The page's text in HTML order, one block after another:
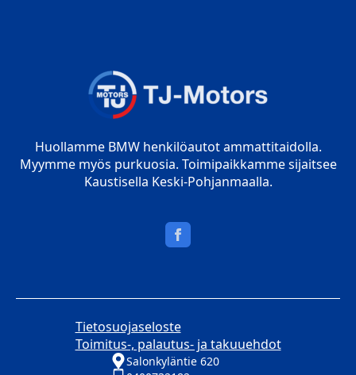
Huollamme BMW henkilöautot ammattitaidolla.
Myymme myös purkuosia. Toimipaikkamme sijaitsee
Kaustisella Keski-Pohjanmaalla.
Tietosuojaseloste
Toimitus-, palautus- ja takuuehdot
Salonkyläntie 620